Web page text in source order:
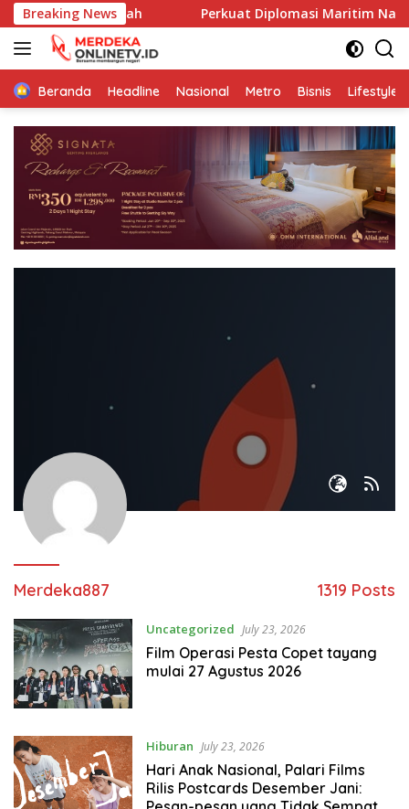
Skip
to
content
Breaking News
Jumat Berkah Perkuat Diplomasi Maritim
Beranda Headline Nasional Metro Bisnis Lifestyle
Merdeka887 1319 Posts
Uncategorized July 23, 2026
Film Operasi Pesta Copet tayang
mulai 27 Agustus 2026
Hiburan July 23, 2026
Hari Anak Nasional, Palari Films
Rilis Postcards Desember Jani: